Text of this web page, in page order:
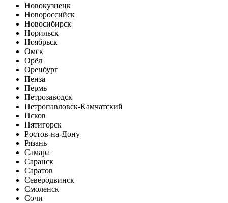
Новокузнецк
Новороссийск
Новосибирск
Норильск
Ноябрьск
Омск
Орёл
Оренбург
Пенза
Пермь
Петрозаводск
Петропавловск-Камчатский
Псков
Пятигорск
Ростов-на-Дону
Рязань
Самара
Саранск
Саратов
Северодвинск
Смоленск
Сочи